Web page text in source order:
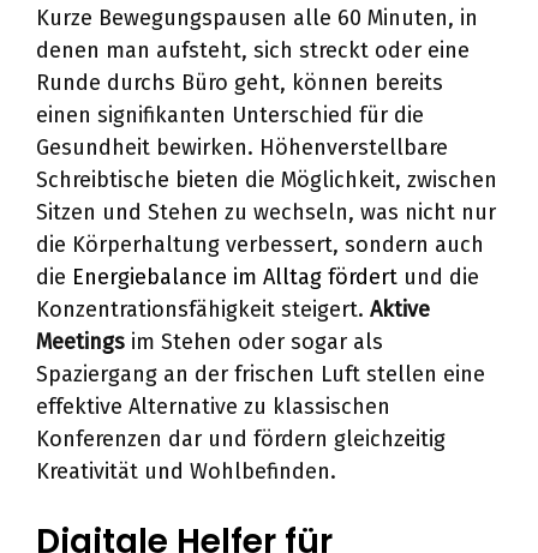
Kurze Bewegungspausen alle 60 Minuten, in
denen man aufsteht, sich streckt oder eine
Runde durchs Büro geht, können bereits
einen signifikanten Unterschied für die
Gesundheit bewirken. Höhenverstellbare
Schreibtische bieten die Möglichkeit, zwischen
Sitzen und Stehen zu wechseln, was nicht nur
die Körperhaltung verbessert, sondern auch
die Energiebalance im Alltag fördert und die
Konzentrationsfähigkeit steigert. Aktive
Meetings im Stehen oder sogar als
Spaziergang an der frischen Luft stellen eine
effektive Alternative zu klassischen
Konferenzen dar und fördern gleichzeitig
Kreativität und Wohlbefinden.
Digitale Helfer für